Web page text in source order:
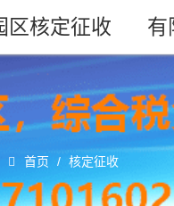
区核定征收 有
首页 / 核定征收